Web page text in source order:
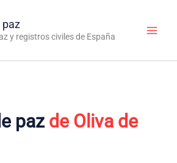
paz
y registros civiles de España
paz de Oliva de